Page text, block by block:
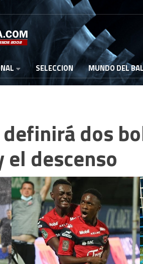
SELECCION MUNDO DEL
dos
descenso